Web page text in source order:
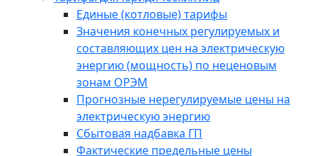
Единые (котловые) тарифы
Значения конечных регулируемых и
составляющих цен на электрическую
энергию (мощность) по неценовым
зонам ОРЭМ
Прогнозные нерегулируемые цены на
электрическую энергию
Сбытовая надбавка ГП
Фактические предельные цены